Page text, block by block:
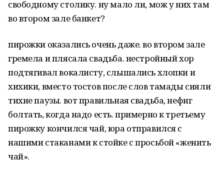
свободному столику. ну мало ли, мож у них там
во втором зале банкет?
пирожки оказались очень даже. во втором зале
гремела и плясала свадьба. нестройный хор
подтягивал вокалисту, слышались хлопки и
хихики, вместо тостов после слов тамады сияли
тихие паузы. вот правильная свадьба, нефиг
болтать, когда надо есть. примерно к третьему
пирожку кончился чай, юра отправился с
нашими стаканами к стойке с просьбой «женить
чай».